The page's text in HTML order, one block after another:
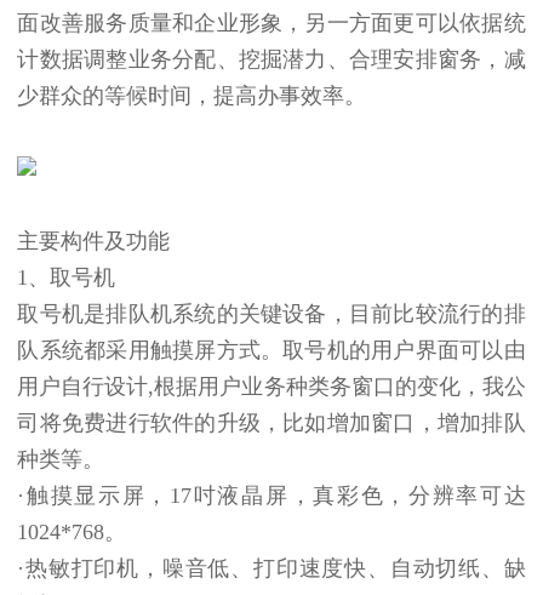
面改善服务质量和企业形象，另一方面更可以依据统
计数据调整业务分配、挖掘潜力、合理安排窗务，减
少群众的等候时间，提高办事效率。
主要构件及功能
1、取号机
取号机是排队机系统的关键设备，目前比较流行的排
队系统都采用触摸屏方式。取号机的用户界面可以由
用户自行设计,根据用户业务种类务窗口的变化，我公
司将免费进行软件的升级，比如增加窗口，增加排队
种类等。
·触摸显示屏，17吋液晶屏，真彩色，分辨率可达
1024*768。
·热敏打印机，噪音低、打印速度快、自动切纸、缺